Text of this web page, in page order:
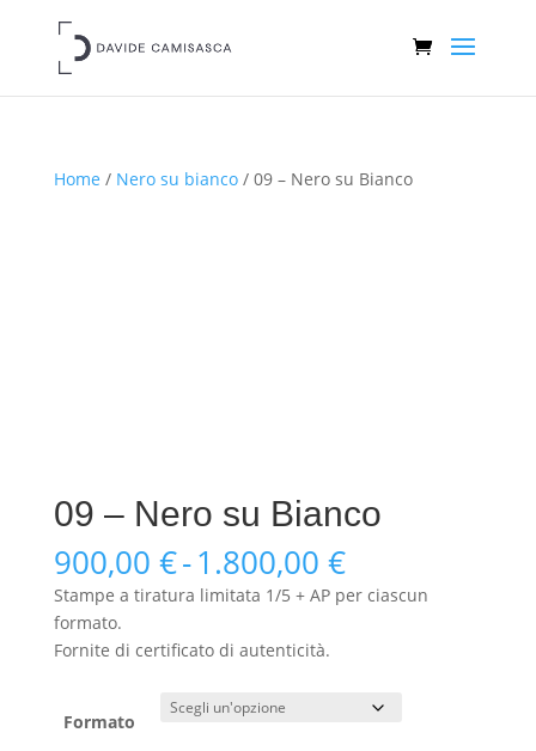
Home / Nero su bianco/ 09 – Nero su Bianco
09 – Nero su Bianco
900,00 €-1.800,00 €Fascia
di
prezzo:
1.800,00 €
Stampe a tiratura limitata 1/5 + AP per ciascun
formato.
Fornite di certificato di autenticità.
Formato